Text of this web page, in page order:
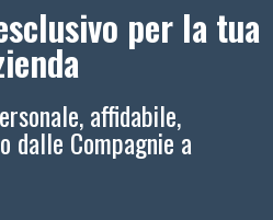
per la tua
affidabile,
dalle Compagnie a